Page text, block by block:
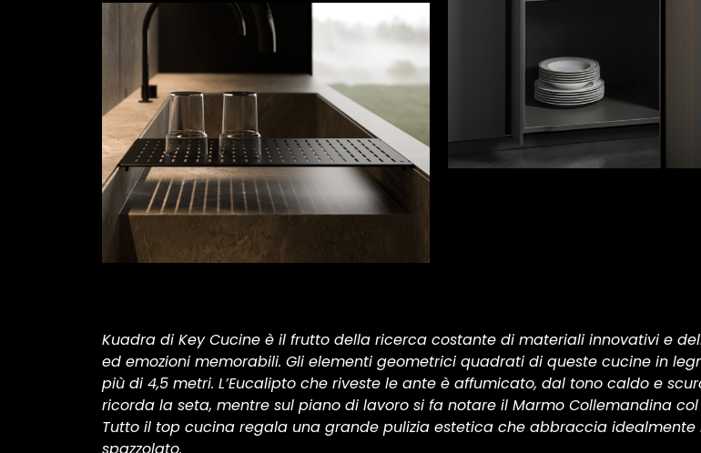
Kuadra di Key Cucine è il frutto della ricerca costante di materiali innovativi e
ed emozioni memorabili. Gli elementi geometrici quadrati di queste cucine in
più di 4,5 metri. L’Eucalipto che riveste le ante è affumicato, dal tono caldo e
ricorda la seta, mentre sul piano di lavoro si fa notare il Marmo Collemandina
Tutto il top cucina regala una grande pulizia estetica che abbraccia
spazzolato.